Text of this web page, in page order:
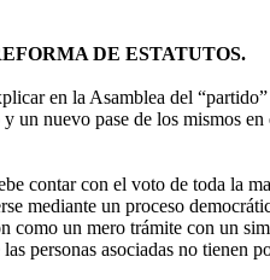
DE ESTATUTOS.
en la Asamblea del
un nuevo pase de los mismos
contar con el voto de toda la
mediante un proceso
como un mero trámite con un
personas asociadas no tienen